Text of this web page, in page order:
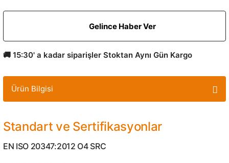
Gelince Haber Ver
🚚 15:30' a kadar siparişler Stoktan Aynı Gün Kargo
Ürün Bilgisi
Standart ve Sertifikasyonlar
EN ISO 20347:2012 O4 SRC